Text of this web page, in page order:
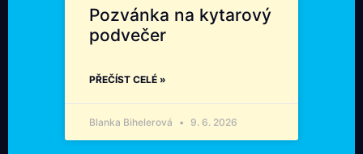
Pozvánka na kytarový
podvečer
PŘEČÍST CELÉ »
Blanka Bihelerová 9. 6. 2026